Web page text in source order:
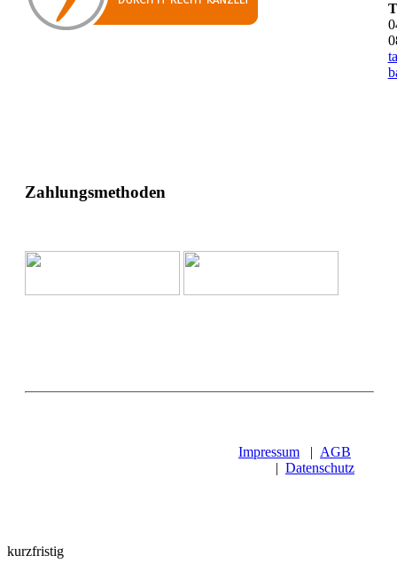
Zahlungsmethoden
Impressum | AGB
| Datenschutz
kurzfristig